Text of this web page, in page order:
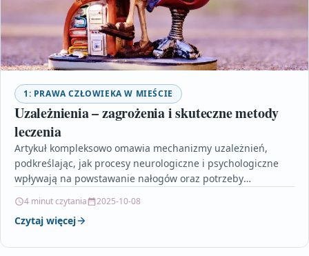
1: PRAWA CZŁOWIEKA W MIEŚCIE
Uzależnienia – zagrożenia i skuteczne metody
leczenia
Artykuł kompleksowo omawia mechanizmy uzależnień,
podkreślając, jak procesy neurologiczne i psychologiczne
wpływają na powstawanie nałogów oraz potrzeby
na…
4 minut czytania 2025-10-08
Czytaj więcej